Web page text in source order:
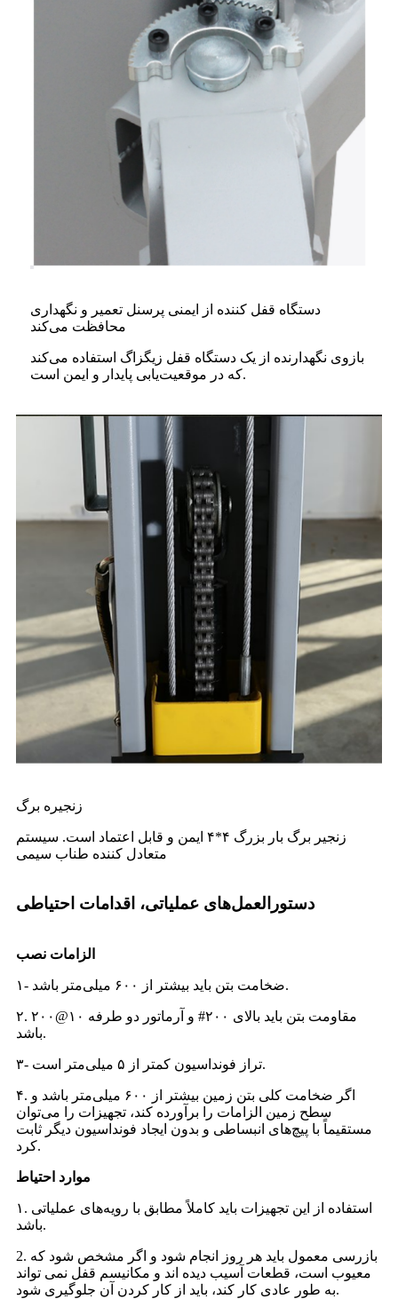
دستگاه قفل کننده از ایمنی پرسنل تعمیر و نگهداری
محافظت می‌کند
بازوی نگهدارنده از یک دستگاه قفل زیگزاگ استفاده می‌کند
که در موقعیت‌یابی پایدار و ایمن است.
زنجیره برگ
زنجیر برگ بار بزرگ ۴*۴ ایمن و قابل اعتماد است. سیستم
متعادل کننده طناب سیمی
دستورالعمل‌های عملیاتی، اقدامات احتیاطی
الزامات نصب
۱- ضخامت بتن باید بیشتر از ۶۰۰ میلی‌متر باشد.
۲. مقاومت بتن باید بالای ۲۰۰# و آرماتور دو طرفه ۱۰@۲۰۰
باشد.
۳- تراز فونداسیون کمتر از ۵ میلی‌متر است.
۴. اگر ضخامت کلی بتن زمین بیشتر از ۶۰۰ میلی‌متر باشد و
سطح زمین الزامات را برآورده کند، تجهیزات را می‌توان
مستقیماً با پیچ‌های انبساطی و بدون ایجاد فونداسیون دیگر ثابت
کرد.
موارد احتیاط
۱. استفاده از این تجهیزات باید کاملاً مطابق با رویه‌های عملیاتی
باشد.
2. بازرسی معمول باید هر روز انجام شود و اگر مشخص شود که
معیوب است، قطعات آسیب دیده اند و مکانیسم قفل نمی تواند
به طور عادی کار کند، باید از کار کردن آن جلوگیری شود.